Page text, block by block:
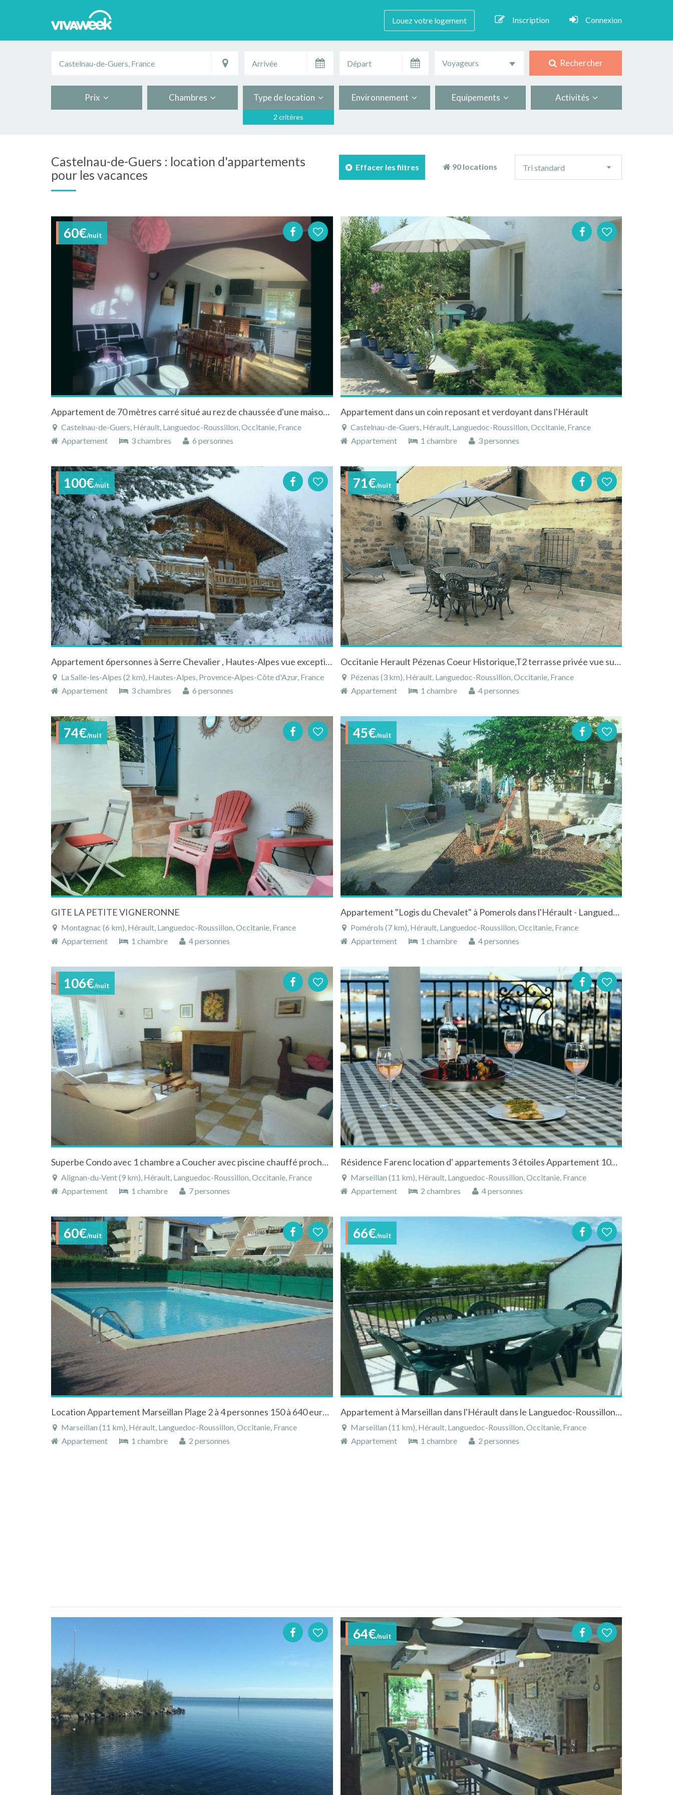
Louez votre logement Inscription Connexion
Voyageurs Rechercher
Prix Chambres Type de location
2 critères
Environnement Equipements Activités
Castelnau-de-Guers : location d'appartements
pour les vacances
Effacer les filtres 90 locations
tri
Tri standard
60€/nuit
Appartement de 70 mètres carré situé au rez de chaussée d'une maison individuelle
Castelnau-de-Guers, Hérault, Languedoc-Roussillon, Occitanie, France
Appartement
3 chambres 6 personnes
Appartement dans un coin reposant et verdoyant dans l'Hérault
Castelnau-de-Guers, Hérault, Languedoc-Roussillon, Occitanie, France
Appartement
1 chambre 3 personnes
100€/nuit
Appartement 6personnes à Serre Chevalier , Hautes-Alpes vue exceptionnelle
La Salle-les-Alpes (2 km), Hautes-Alpes, Provence-Alpes-Côte d'Azur, France
Appartement
3 chambres 6 personnes
71€/nuit
Occitanie Herault Pézenas Coeur Historique,T2 terrasse privée vue sur les toits.
Pézenas (3 km), Hérault, Languedoc-Roussillon, Occitanie, France
Appartement
1 chambre 4 personnes
74€/nuit
GITE LA PETITE VIGNERONNE
Montagnac (6 km), Hérault, Languedoc-Roussillon, Occitanie, France
Appartement
1 chambre 4 personnes
45€/nuit
Appartement "Logis du Chevalet" à Pomerols dans l'Hérault - Languedoc-Roussillon
Pomérols (7 km), Hérault, Languedoc-Roussillon, Occitanie, France
Appartement
1 chambre 4 personnes
106€/nuit
Superbe Condo avec 1 chambre a Coucher avec piscine chauffé proche mer dans Sud France
Alignan-du-Vent (9 km), Hérault, Languedoc-Roussillon, Occitanie, France
Appartement
1 chambre 7 personnes
Résidence Farenc location d' appartements 3 étoiles Appartement 108 4 personnes
Marseillan (11 km), Hérault, Languedoc-Roussillon, Occitanie, France
Appartement
2 chambres 4 personnes
60€/nuit
Location Appartement Marseillan Plage 2 à 4 personnes 150 à 640 euros par semaine
Marseillan (11 km), Hérault, Languedoc-Roussillon, Occitanie, France
Appartement
1 chambre 2 personnes
66€/nuit
Appartement à Marseillan dans l'Hérault dans le Languedoc-Roussillon proche de la mer
Marseillan (11 km), Hérault, Languedoc-Roussillon, Occitanie, France
Appartement
1 chambre 2 personnes
64€/nuit